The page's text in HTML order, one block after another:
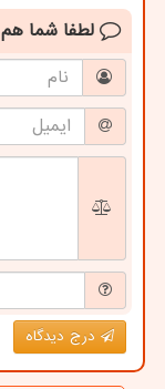
لطفا شما هم
درج دیدگاه